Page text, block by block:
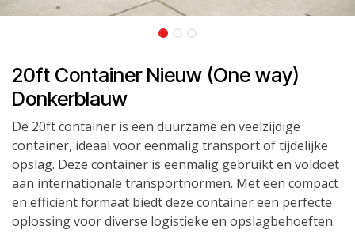
20ft Container Nieuw (One way)
Donkerblauw
De 20ft container is een duurzame en veelzijdige
container, ideaal voor eenmalig transport of tijdelijke
opslag. Deze container is eenmalig gebruikt en voldoet
aan internationale transportnormen. Met een compact
en efficiënt formaat biedt deze container een perfecte
oplossing voor diverse logistieke en opslagbehoeften.